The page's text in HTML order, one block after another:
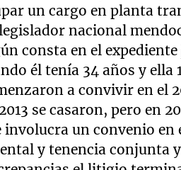
un cargo en planta
nacional
consta en el
él tenía 34 años y ella
a convivir en el
se casaron, pero en
involucra un convenio en
y tenencia conjunta